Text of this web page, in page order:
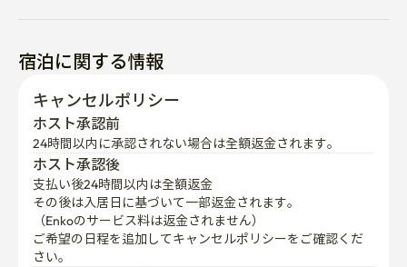
宿泊に関する情報
キャンセルポリシー
ホスト承認前
24時間以内に承認されない場合は全額返金されます。
ホスト承認後
支払い後24時間以内は全額返金
その後は入居日に基づいて一部返金されます。
（Enkoのサービス料は返金されません）
ご希望の日程を追加してキャンセルポリシーをご確認くだ
さい。